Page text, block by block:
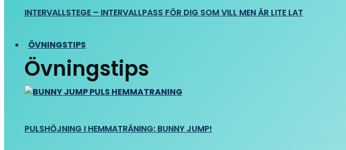
INTERVALLSTEGE – INTERVALLPASS FÖR DIG SOM VILL MEN ÄR LITE LAT
ÖVNINGSTIPS
Övningstips
PULSHÖJNING I HEMMATRÄNING: BUNNY JUMP!